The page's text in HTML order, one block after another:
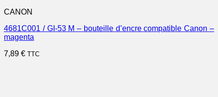
CANON
4681C001 / GI-53 M – bouteille d’encre compatible Canon –
magenta
7,89 € TTC